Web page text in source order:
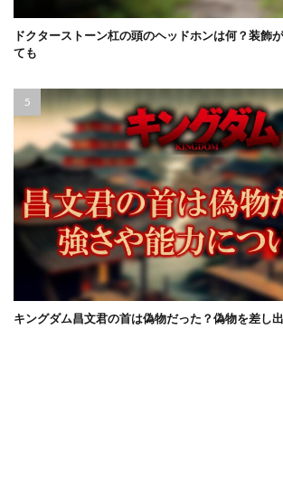
ドクターストーン杠の頭のヘッドホンは何？装飾
ても
キングダム昌文君の首は偽物だった？偽物を差し